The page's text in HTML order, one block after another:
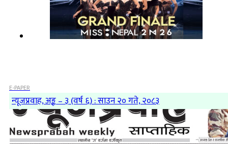
E-PAPER
न्यूजप्रवाह, अङ्क – ३ (वर्ष ६) : साउन २० गते, २०८३